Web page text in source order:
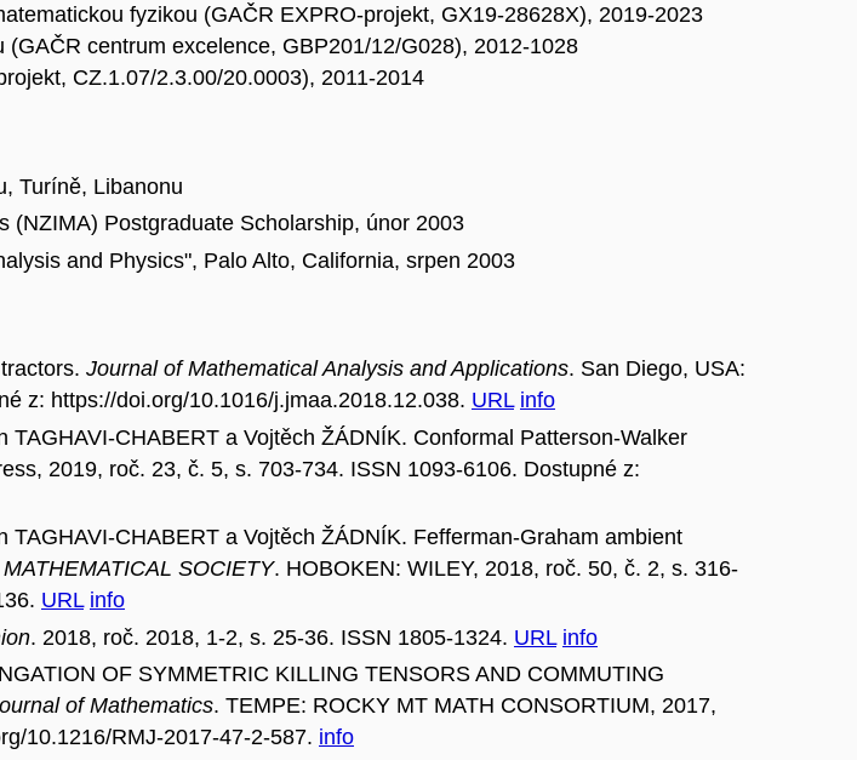
fyzikou (GAČR EXPRO-projekt, GX19-28628X), 2019-2023
centrum excelence, GBP201/12/G028), 2012-1028
CZ.1.07/2.3.00/20.0003), 2011-2014
Turíně, Libanonu
(NZIMA) Postgraduate Scholarship, únor 2003
and Physics", Palo Alto, California, srpen 2003
Journal of Mathematical Analysis and Applications. San Diego, USA:
z: https://doi.org/10.1016/j.jmaa.2018.12.038. URL info
CHABERT a Vojtěch ŽÁDNÍK. Conformal Patterson-Walker
2019, roč. 23, č. 5, s. 703-734. ISSN 1093-6106. Dostupné z:
CHABERT a Vojtěch ŽÁDNÍK. Fefferman-Graham ambient
SOCIETY. HOBOKEN: WILEY, 2018, roč. 50, č. 2, s. 316-
URL info
. 2018, roč. 2018, 1-2, s. 25-36. ISSN 1805-1324. URL info
OF SYMMETRIC KILLING TENSORS AND COMMUTING
of Mathematics. TEMPE: ROCKY MT MATH CONSORTIUM, 2017,
10.1216/RMJ-2017-47-2-587. info